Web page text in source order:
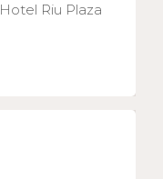
Hotel Riu Plaza